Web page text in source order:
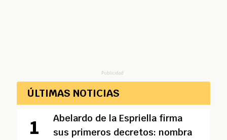
Publicidad
ÚLTIMAS NOTICIAS
Abelardo de la Espriella firma
sus primeros decretos: nombra